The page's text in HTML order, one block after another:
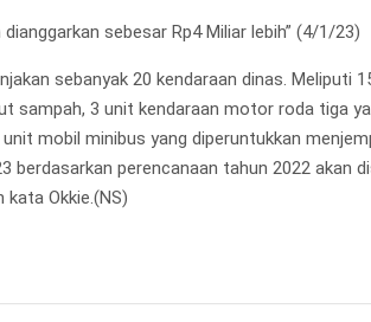
sebesar Rp4 Miliar lebih” (4/1/23)
sebanyak 20 kendaraan dinas. Meliputi
sampah, 3 unit kendaraan motor roda tiga
mobil minibus yang diperuntukkan
berdasarkan perencanaan tahun 2022 akan
kata Okkie.(NS)